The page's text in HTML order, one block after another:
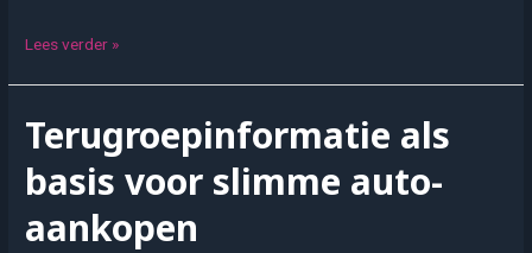
Onafhankelijke
lease
beste
zakelijke
Lees verder »
Terugroepinformatie als
basis voor slimme auto-
aankopen